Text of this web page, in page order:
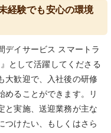
経験でも安心の環境
デイサービス スマートラ
として活躍してくださる
大歓迎で、入社後の研修
めることができます。リ
と実施、送迎業務が主な
つけたい、もしくはさら